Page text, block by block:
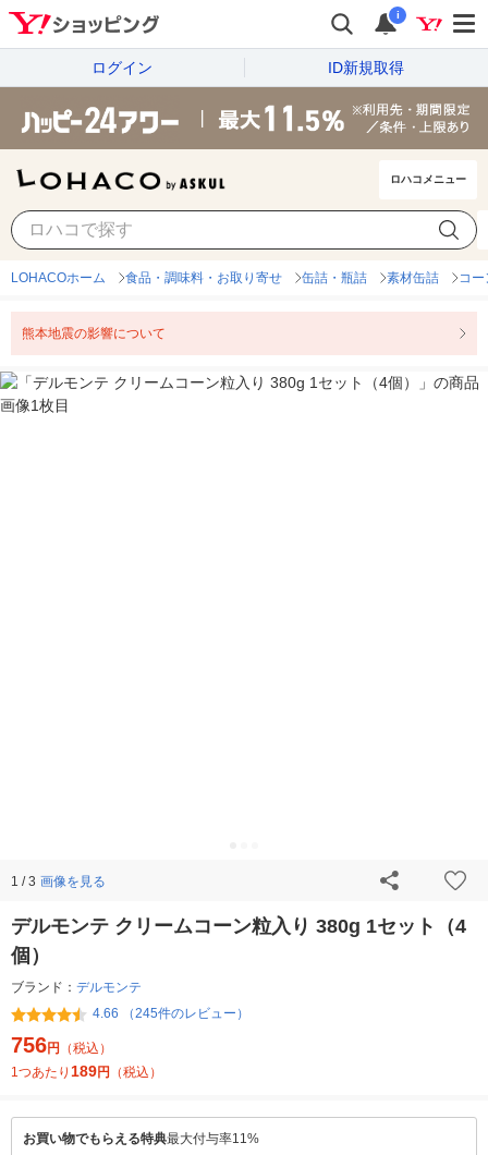
i
ログイン ID新規取得
ロハコメニュー
LOHACOホーム 食品・調味料・お取り寄せ 缶詰・瓶詰 素材缶詰 コー
熊本地震の影響について
1 / 3 画像を見る
デルモンテ クリームコーン粒入り 380g 1セット（4
個）
ブランド： デルモンテ
4.66 （245件のレビュー）
756円
（税込）
1つあたり 189円 （税込）
お買い物でもらえる特典最大付与率11%